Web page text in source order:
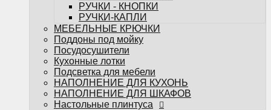
Планки
Планки для стеновых панелей и
фартуков
Планки для столешниц
Кухонный Цоколь
РУЧКИ - КНОПКИ
РУЧКИ-КАПЛИ
МЕБЕЛЬНЫЕ КРЮЧКИ
Поддоны под мойку
Посудосушители
Кухонные лотки
Подсветка для мебели
НАПОЛНЕНИЕ ДЛЯ КУХОНЬ
НАПОЛНЕНИЕ ДЛЯ ШКАФОВ
Настольные плинтуса